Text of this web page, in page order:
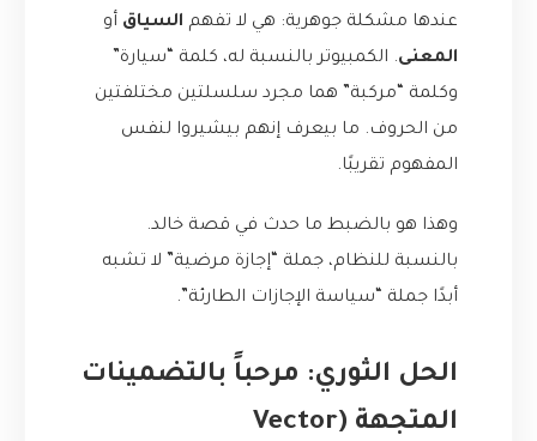
عندها مشكلة جوهرية: هي لا تفهم السياق أو
المعنى. الكمبيوتر بالنسبة له، كلمة “سيارة”
وكلمة “مركبة” هما مجرد سلسلتين مختلفتين
من الحروف. ما بيعرف إنهم بيشيروا لنفس
المفهوم تقريبًا.
وهذا هو بالضبط ما حدث في قصة خالد.
بالنسبة للنظام، جملة “إجازة مرضية” لا تشبه
أبدًا جملة “سياسة الإجازات الطارئة”.
الحل الثوري: مرحباً بالتضمينات
المتجهة (Vector